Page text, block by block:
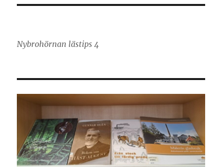
Nybrohörnan lästips 4